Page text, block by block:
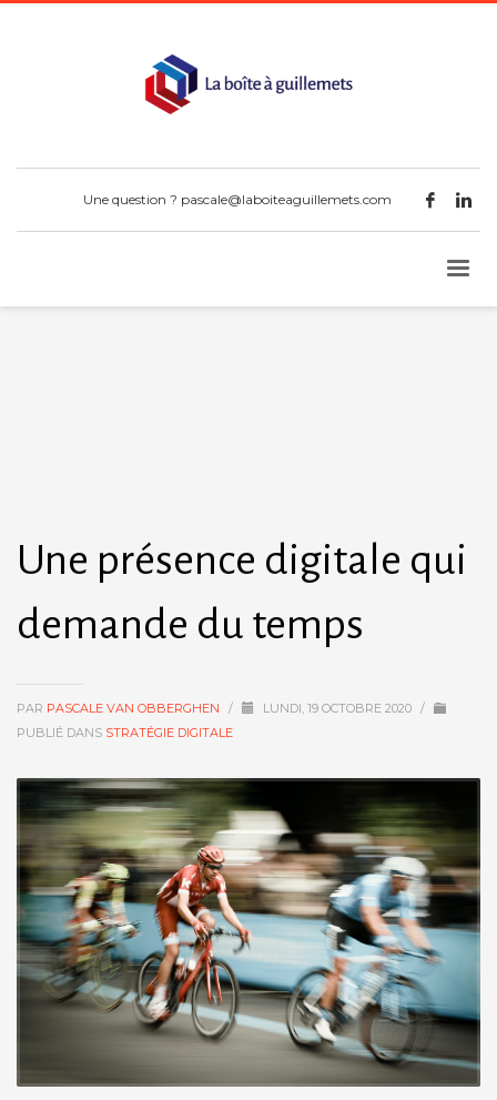
Une question ? pascale@laboiteaguillemets.com
Une présence digitale qui
demande du temps
PAR PASCALE VAN OBBERGHEN / LUNDI, 19 OCTOBRE 2020 /
PUBLIÉ DANS STRATÉGIE DIGITALE